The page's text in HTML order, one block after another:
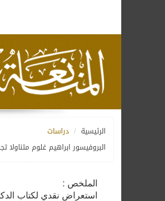
الرئيسية
دراسات
البروفيسور ابراهيم غلوم متناولا
الملخص :
استعراض نقدي لكتاب